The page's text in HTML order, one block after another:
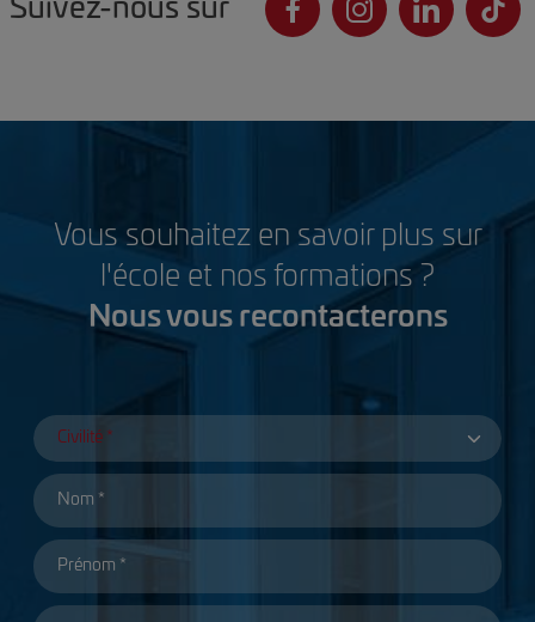
Suivez-nous sur
Vous souhaitez en savoir plus sur
l'école et nos formations ?
Nous vous recontacterons